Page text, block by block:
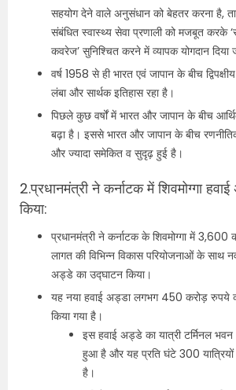
सहयोग देने वाले अनुसंधान को बेहतर करना है,
संबंधित स्वास्थ्य सेवा प्रणाली को मजबूत करके
कवरेज’ सुनिश्चित करने में व्‍यापक योगदान
वर्ष 1958 से ही भारत एवं जापान के बीच
लंबा और सार्थक इतिहास रहा है।
पिछले कुछ वर्षों में भारत और जापान के बीच
बढ़ा है। इससे भारत और जापान के बीच
और ज्‍यादा समेकित व सुदृढ़ हुई है।
2.प्रधानमंत्री ने कर्नाटक में शिवमोग्गा
किया:
प्रधानमंत्री ने कर्नाटक के शिवमोग्गा में
लागत की विभिन्न विकास परियोजनाओं के साथ
अड्डे का उद्घाटन किया।
यह नया हवाई अड्डा लगभग 450 करोड़ रुपये
किया गया है।
इस हवाई अड्डे का यात्री टर्मिनल
हुआ है और यह प्रति घंटे 300
है।